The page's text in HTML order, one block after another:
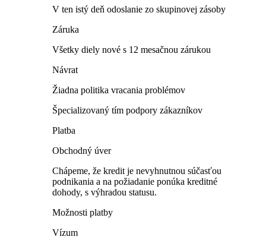
V ten istý deň odoslanie zo skupinovej zásoby
Záruka
Všetky diely nové s 12 mesačnou zárukou
Návrat
Žiadna politika vracania problémov
Špecializovaný tím podpory zákazníkov
Platba
Obchodný úver
Chápeme, že kredit je nevyhnutnou súčasťou
podnikania a na požiadanie ponúka kreditné
dohody, s výhradou statusu.
Možnosti platby
Vízum